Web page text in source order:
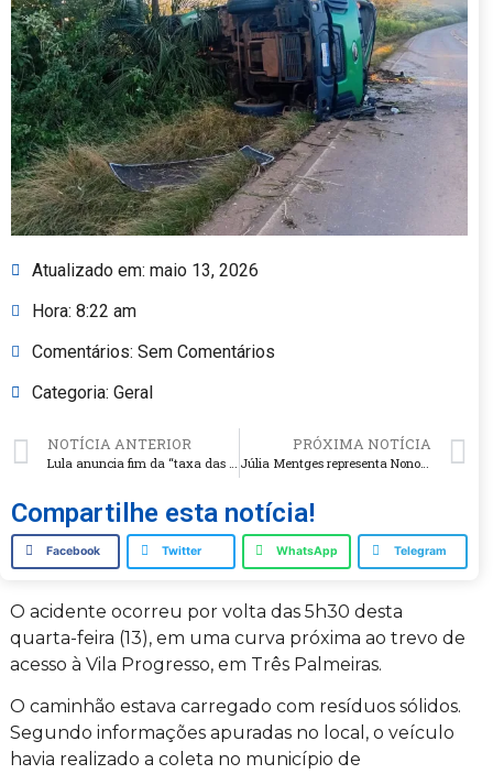
Atualizado em: maio 13, 2026
Hora: 8:22 am
Comentários: Sem Comentários
Categoria: Geral
NOTÍCIA ANTERIOR PRÓXIMA NOTÍCIA
Júlia Mentges representa Nonoai no concurso Rainha da Expointer 2026
Compartilhe esta notícia!
Facebook Twitter WhatsApp Telegram
O acidente ocorreu por volta das 5h30 desta
quarta-feira (13), em uma curva próxima ao trevo de
acesso à Vila Progresso, em Três Palmeiras.
O caminhão estava carregado com resíduos sólidos.
Segundo informações apuradas no local, o veículo
havia realizado a coleta no município de